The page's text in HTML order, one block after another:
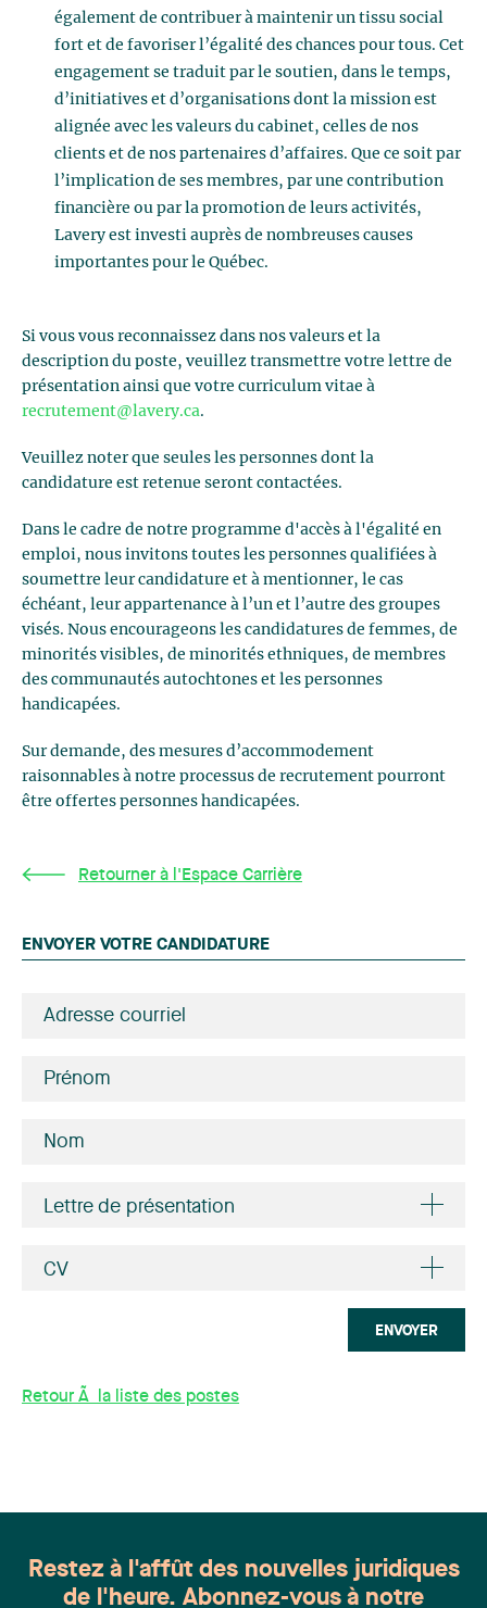
également de contribuer à maintenir un tissu social
fort et de favoriser l’égalité des chances pour tous. Cet
engagement se traduit par le soutien, dans le temps,
d’initiatives et d’organisations dont la mission est
alignée avec les valeurs du cabinet, celles de nos
clients et de nos partenaires d’affaires. Que ce soit par
l’implication de ses membres, par une contribution
financière ou par la promotion de leurs activités,
Lavery est investi auprès de nombreuses causes
importantes pour le Québec.
Si vous vous reconnaissez dans nos valeurs et la
description du poste, veuillez transmettre votre lettre de
présentation ainsi que votre curriculum vitae à
recrutement@lavery.ca.
Veuillez noter que seules les personnes dont la
candidature est retenue seront contactées.
Dans le cadre de notre programme d'accès à l'égalité en
emploi, nous invitons toutes les personnes qualifiées à
soumettre leur candidature et à mentionner, le cas
échéant, leur appartenance à l’un et l’autre des groupes
visés. Nous encourageons les candidatures de femmes, de
minorités visibles, de minorités ethniques, de membres
des communautés autochtones et les personnes
handicapées.
Sur demande, des mesures d’accommodement
raisonnables à notre processus de recrutement pourront
être offertes personnes handicapées.
Retourner à l'Espace Carrière
ENVOYER VOTRE CANDIDATURE
Lettre de présentation
CV
ENVOYER
Retour Ã la liste des postes
Restez à l'affût des nouvelles juridiques
de l'heure. Abonnez-vous à notre